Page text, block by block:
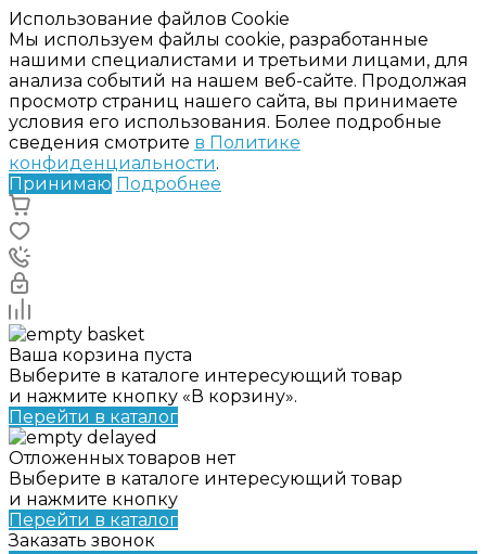
Использование файлов Cookie
Мы используем файлы cookie, разработанные
нашими специалистами и третьими лицами, для
анализа событий на нашем веб-сайте. Продолжая
просмотр страниц нашего сайта, вы принимаете
условия его использования. Более подробные
сведения смотрите в Политике
конфиденциальности.
Принимаю Подробнее
Ваша корзина пуста
Выберите в каталоге интересующий товар
и нажмите кнопку «В корзину».
Перейти в каталог
Отложенных товаров нет
Выберите в каталоге интересующий товар
и нажмите кнопку
Перейти в каталог
Заказать звонок